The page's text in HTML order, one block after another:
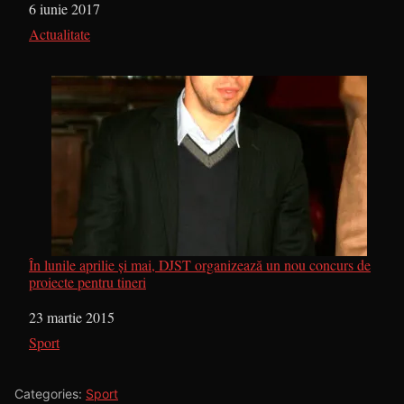
Dată
6 iunie 2017
În legătură cu
Actualitate
În lunile aprilie şi mai, DJST organizează un nou concurs de
proiecte pentru tineri
Dată
23 martie 2015
În legătură cu
Sport
Categories: Sport